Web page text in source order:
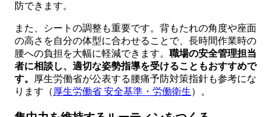
防できます。
また、シートの調整も重要です。背もたれの角度や座面
の高さを自分の体型に合わせることで、長時間作業時の
腰への負担を大幅に軽減できます。 職場の安全管理担当
者に相談し、適切な姿勢指導を受けることもおすすめで
す。 厚生労働省が公表する腰痛予防対策指針も参考にな
ります（厚生労働省 安全基準・労働衛生）。